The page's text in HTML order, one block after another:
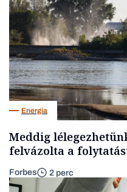
Energia
Meddig
felvázolta a
Forbes 2 perc